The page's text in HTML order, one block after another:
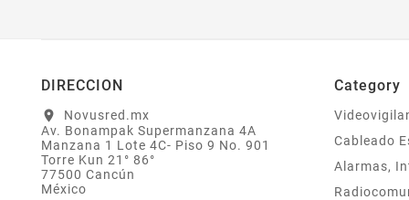
DIRECCION
location_on
Novusred.mx
Av. Bonampak Supermanzana 4A
Manzana 1 Lote 4C- Piso 9 No. 901
Torre Kun 21° 86°
77500 Cancún
México
Category
Cableado
Alarmas,